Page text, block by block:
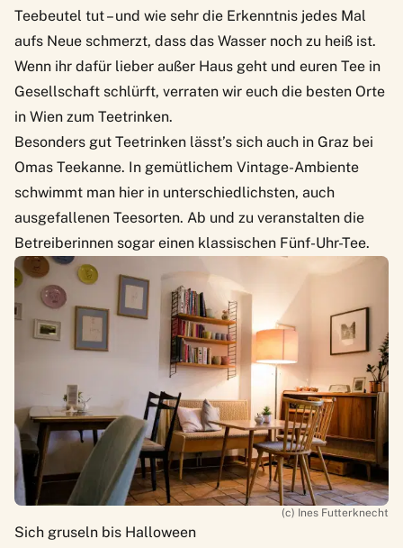
Teebeutel tut – und wie sehr die Erkenntnis jedes Mal
aufs Neue schmerzt, dass das Wasser noch zu heiß ist.
Wenn ihr dafür lieber außer Haus geht und euren Tee in
Gesellschaft schlürft, verraten wir euch die besten Orte
in Wien zum Teetrinken.
Besonders gut Teetrinken lässt’s sich auch in Graz bei
Omas Teekanne. In gemütlichem Vintage-Ambiente
schwimmt man hier in unterschiedlichsten, auch
ausgefallenen Teesorten. Ab und zu veranstalten die
Betreiberinnen sogar einen klassischen Fünf-Uhr-Tee.
(c) Ines Futterknecht
Sich gruseln bis Halloween